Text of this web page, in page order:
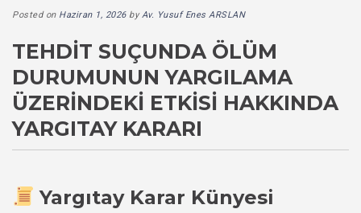
Posted on Haziran 1, 2026byAv. Yusuf Enes ARSLAN
TEHDIT SUÇUNDA ÖLÜM
DURUMUNUN YARGILAMA
ÜZERINDEKI ETKISI HAKKINDA
YARGITAY KARARI
Yargıtay Karar Künyesi